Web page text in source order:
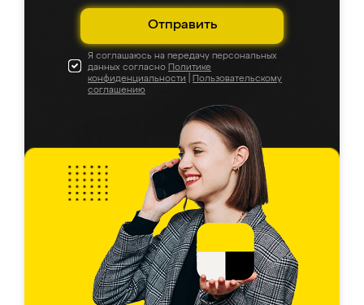
Отправить
Я соглашаюсь на передачу персональных
данных согласно Политике
конфиденциальности
Пользовательскому
соглашению